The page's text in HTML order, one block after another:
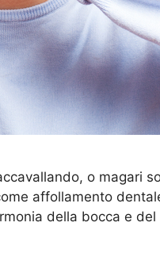
o magari
affollamento
della bocca e